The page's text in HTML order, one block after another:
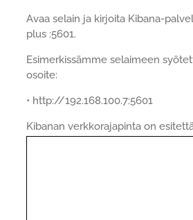
Avaa selain ja kirjoita Kibana-
plus :5601.
Esimerkissämme selaimeen
osoite:
• http://192.168.100.7:5601
Kibanan verkkorajapinta on